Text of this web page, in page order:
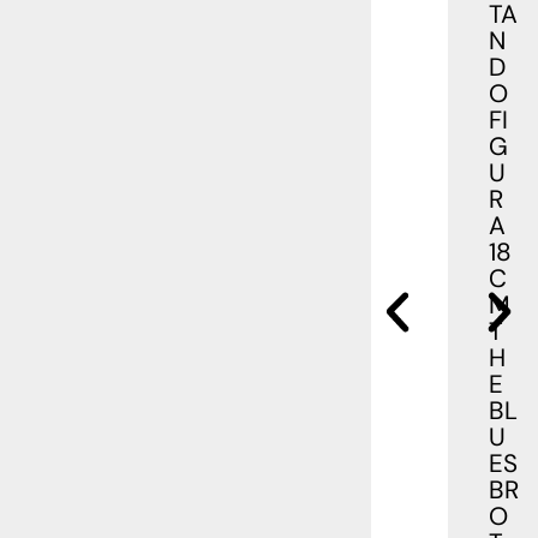
TA
N
D
O
FI
G
U
R
A
18
C
M
T
H
E
BL
U
ES
BR
O